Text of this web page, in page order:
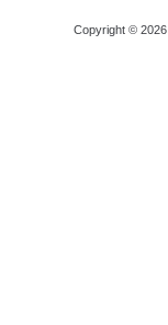
Copyright © 2026